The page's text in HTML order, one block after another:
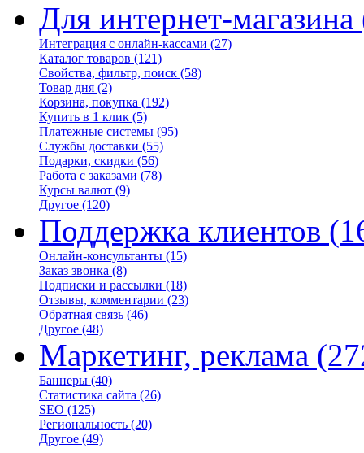
Для интернет-магазина
Интеграция с онлайн-кассами (27)
Каталог товаров (121)
Свойства, фильтр, поиск (58)
Товар дня (2)
Корзина, покупка (192)
Купить в 1 клик (5)
Платежные системы (95)
Службы доставки (55)
Подарки, скидки (56)
Работа с заказами (78)
Курсы валют (9)
Другое (120)
Поддержка клиентов
Онлайн-консультанты (15)
Заказ звонка (8)
Подписки и рассылки (18)
Отзывы, комментарии (23)
Обратная связь (46)
Другое (48)
Маркетинг, реклама
Баннеры (40)
Статистика сайта (26)
SEO (125)
Региональность (20)
Другое (49)